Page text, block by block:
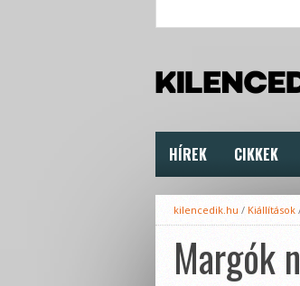
HÍREK CIKKEK
kilencedik.hu / Kiállítások
Margók